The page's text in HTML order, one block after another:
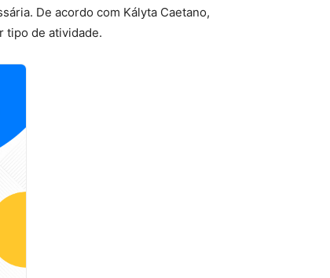
De acordo com Kályta Caetano,
tipo de atividade.